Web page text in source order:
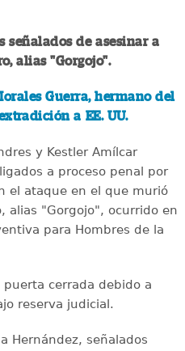
señalados de asesinar a
alias "Gorgojo".
Guerra, hermano del
a EE. UU.
y Kestler Amílcar
a proceso penal por
el ataque en el que murió
alias "Gorgojo", ocurrido en
para Hombres de la
puerta cerrada debido a
reserva judicial.
Hernández, señalados